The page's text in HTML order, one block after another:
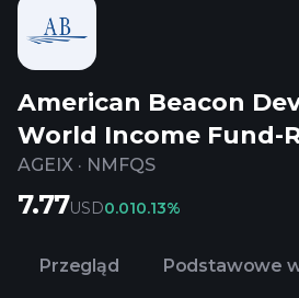
American Beacon
World Income Fund-
AGEIX · NMFQS
7.77USD0.010.13%
Przegląd Podstawowe